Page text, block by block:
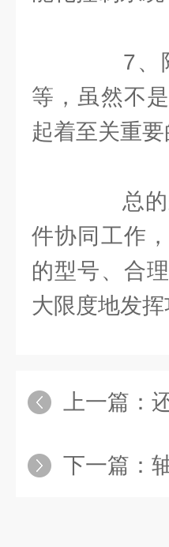
7、附
等，虽然不
起着至关重要
总的来
件协同工作
的型号、合
大限度地发
上一篇：
下一篇：